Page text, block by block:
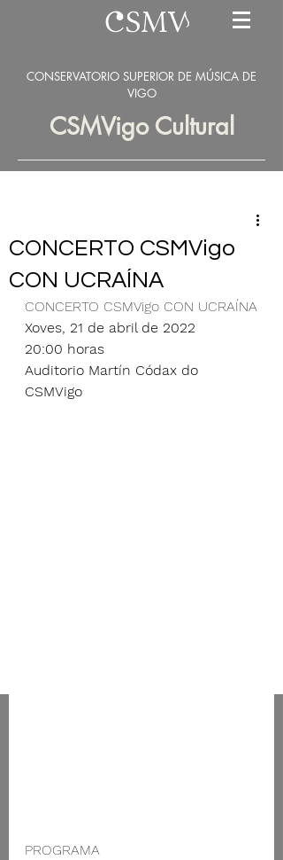
CONSERVATORIO SUPERIOR DE MÚSICA DE
VIGO
CSMVigo Cultural
CONCERTO CSMVigo
CON UCRAÍNA
CONCERTO CSMVigo CON UCRAÍNA
Xoves, 21 de abril de 2022
20:00 horas
Auditorio Martín Códax do
CSMVigo
PROGRAMA